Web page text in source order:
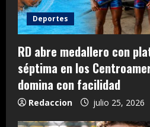
Deportes
RD abre medallero con
séptima en los
domina con facilidad
Redaccion julio 25, 2026